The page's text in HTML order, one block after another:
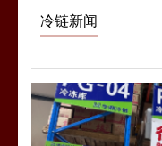
冷链新闻